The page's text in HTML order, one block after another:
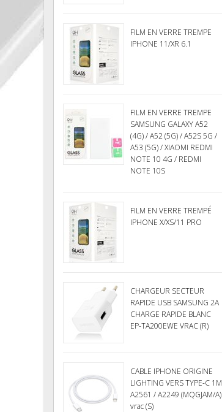
FILM EN VERRE TREMPE
IPHONE 11/XR 6.1
FILM EN VERRE TREMPE
SAMSUNG GALAXY A52
(4G) / A52 (5G) / A52S 5G /
A53 (5G) / XIAOMI REDMI
NOTE 10 4G / REDMI
NOTE 10S
FILM EN VERRE TREMPÉ
IPHONE X/XS/11 PRO
CHARGEUR SECTEUR
RAPIDE USB SAMSUNG 2A
CHARGE RAPIDE BLANC
EP-TA200EWE VRAC (R)
CABLE IPHONE ORIGINE
LIGHTING VERS TYPE-C 1M
A2561 / A2249 (MQGJAM/A)
vrac (S)